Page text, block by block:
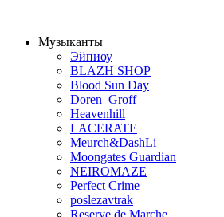
Музыканты
Эйпиоу
BLAZH SHOP
Blood Sun Day
Doren_Groff
Heavenhill
LACERATE
Meurch&DashLi
Moongates Guardian
NEIROMAZE
Perfect Crime
poslezavtrak
Reserve de Marche